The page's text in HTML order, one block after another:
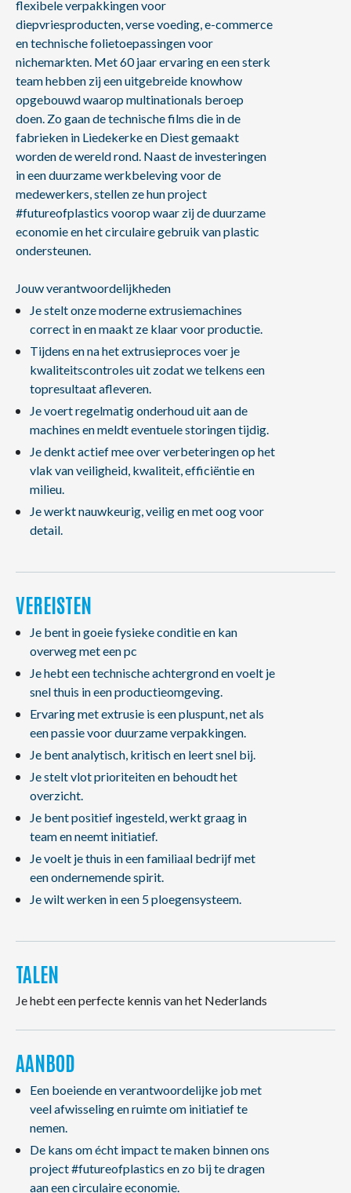
flexibele verpakkingen voor
diepvriesproducten, verse voeding, e-commerce
en technische folietoepassingen voor
nichemarkten. Met 60 jaar ervaring en een sterk
team hebben zij een uitgebreide knowhow
opgebouwd waarop multinationals beroep
doen. Zo gaan de technische films die in de
fabrieken in Liedekerke en Diest gemaakt
worden de wereld rond. Naast de investeringen
in een duurzame werkbeleving voor de
medewerkers, stellen ze hun project
#futureofplastics voorop waar zij de duurzame
economie en het circulaire gebruik van plastic
ondersteunen.
Jouw verantwoordelijkheden
Je stelt onze moderne extrusiemachines
correct in en maakt ze klaar voor productie.
Tijdens en na het extrusieproces voer je
kwaliteitscontroles uit zodat we telkens een
topresultaat afleveren.
Je voert regelmatig onderhoud uit aan de
machines en meldt eventuele storingen tijdig.
Je denkt actief mee over verbeteringen op het
vlak van veiligheid, kwaliteit, efficiëntie en
milieu.
Je werkt nauwkeurig, veilig en met oog voor
detail.
VEREISTEN
Je bent in goeie fysieke conditie en kan
overweg met een pc
Je hebt een technische achtergrond en voelt je
snel thuis in een productieomgeving.
Ervaring met extrusie is een pluspunt, net als
een passie voor duurzame verpakkingen.
Je bent analytisch, kritisch en leert snel bij.
Je stelt vlot prioriteiten en behoudt het
overzicht.
Je bent positief ingesteld, werkt graag in
team en neemt initiatief.
Je voelt je thuis in een familiaal bedrijf met
een ondernemende spirit.
Je wilt werken in een 5 ploegensysteem.
TALEN
Je hebt een perfecte kennis van het Nederlands
AANBOD
Een boeiende en verantwoordelijke job met
veel afwisseling en ruimte om initiatief te
nemen.
De kans om écht impact te maken binnen ons
project #futureofplastics en zo bij te dragen
aan een circulaire economie.